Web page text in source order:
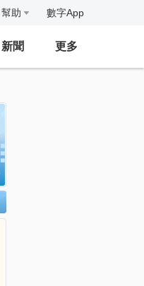
幫助 數字App
新聞 更多